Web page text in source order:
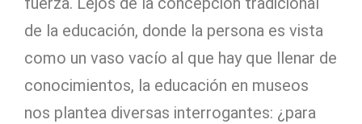
de la educación, donde la persona es vista
como un vaso vacío al que hay que llenar de
conocimientos, la educación en museos
nos plantea diversas interrogantes: ¿para